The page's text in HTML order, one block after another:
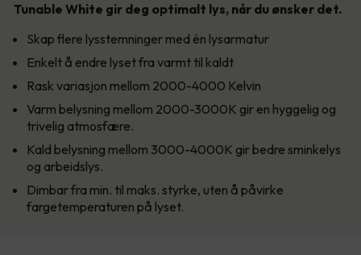
Tunable White gir deg optimalt lys, når du ønsker det.
Skap flere lysstemninger med én lysarmatur
Enkelt å endre lyset fra varmt til kaldt
Rask variasjon mellom 2000-4000 Kelvin
Varm belysning mellom 2000-3000K gir en hyggelig og
trivelig atmosfære.
Kald belysning mellom 3000-4000K gir bedre sminkelys
og arbeidslys.
Dimbar fra min. til maks. styrke, uten å påvirke
fargetemperaturen på lyset.